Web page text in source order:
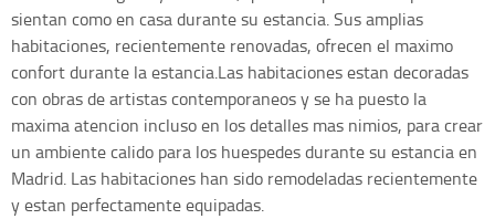
sientan como en casa durante su estancia. Sus amplias
habitaciones, recientemente renovadas, ofrecen el maximo
confort durante la estancia.Las habitaciones estan decoradas
con obras de artistas contemporaneos y se ha puesto la
maxima atencion incluso en los detalles mas nimios, para crear
un ambiente calido para los huespedes durante su estancia en
Madrid. Las habitaciones han sido remodeladas recientemente
y estan perfectamente equipadas.